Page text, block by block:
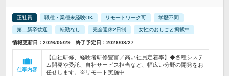
正社員 職種・業種未経験OK リモートワーク可 学歴不問
第二新卒歓迎 転勤なし 完全週休2日制 女性のおしごと掲載中
情報更新日：2026/05/29 終了予定日：2026/08/27
仕事内容
【自社研修、経験者研修豊富／高い社員定着率】◆各種システ
ム開発や受託、自社サービス担当など、幅広い分野の開発をお
任せします。※リモート実施中